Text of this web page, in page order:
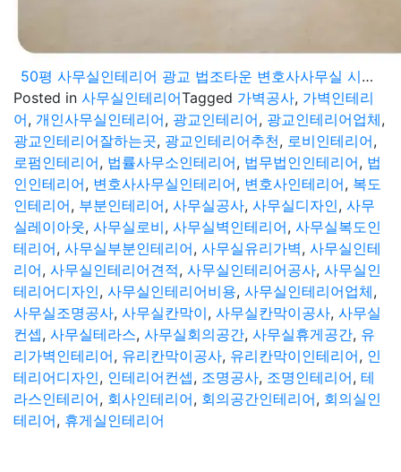
50평 사무실인테리어 광교 법조타운 변호사사무실 시공기
Posted in 사무실인테리어Tagged 가벽공사, 가벽인테리
어, 개인사무실인테리어, 광교인테리어, 광교인테리어업체,
광교인테리어잘하는곳, 광교인테리어추천, 로비인테리어,
로펌인테리어, 법률사무소인테리어, 법무법인인테리어, 법
인인테리어, 변호사사무실인테리어, 변호사인테리어, 복도
인테리어, 부분인테리어, 사무실공사, 사무실디자인, 사무
실레이아웃, 사무실로비, 사무실벽인테리어, 사무실복도인
테리어, 사무실부분인테리어, 사무실유리가벽, 사무실인테
리어, 사무실인테리어견적, 사무실인테리어공사, 사무실인
테리어디자인, 사무실인테리어비용, 사무실인테리어업체,
사무실조명공사, 사무실칸막이, 사무실칸막이공사, 사무실
컨셉, 사무실테라스, 사무실회의공간, 사무실휴게공간, 유
리가벽인테리어, 유리칸막이공사, 유리칸막이인테리어, 인
테리어디자인, 인테리어컨셉, 조명공사, 조명인테리어, 테
라스인테리어, 회사인테리어, 회의공간인테리어, 회의실인
테리어, 휴게실인테리어